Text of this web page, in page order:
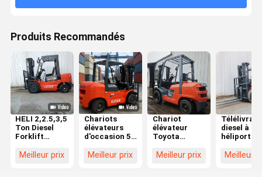
Produits Recommandés
HELI 2,2.5,3,5
Ton Diesel
Forklift
excellent état
Meilleur prix
Chariots
élévateurs
d'occasion 5t
Fournisseurs
Meilleur prix
Chariot
élévateur
Toyota
tonnes GPL
Meilleur prix
diesel à
héliport de
rouge avec
Meilleur